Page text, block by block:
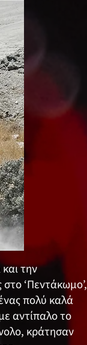
την
‘Πεντάκωμο’,
πολύ καλά
αντίπαλο το
κράτησαν